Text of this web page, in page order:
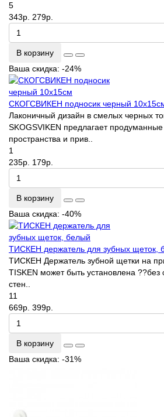
5
343р. 279р.
В корзину
Ваша скидка: -24%
СКОГСВИКЕН подносик черный
Лаконичный дизайн в смелых черных
SKOGSVIKEN предлагает
пространства и прив..
1
235р. 179р.
В корзину
Ваша скидка: -40%
ТИСКЕН держатель для зубных щеток,
ТИСКЕН Держатель зубной щетки на
TISKEN может быть установлена ??без
стен..
11
669р. 399р.
В корзину
Ваша скидка: -31%